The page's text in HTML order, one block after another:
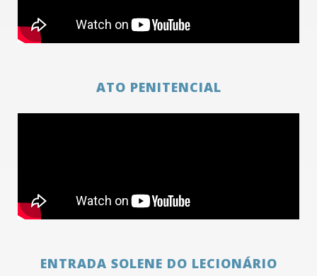
ATO PENITENCIAL
ENTRADA SOLENE DO LECIONÁRIO